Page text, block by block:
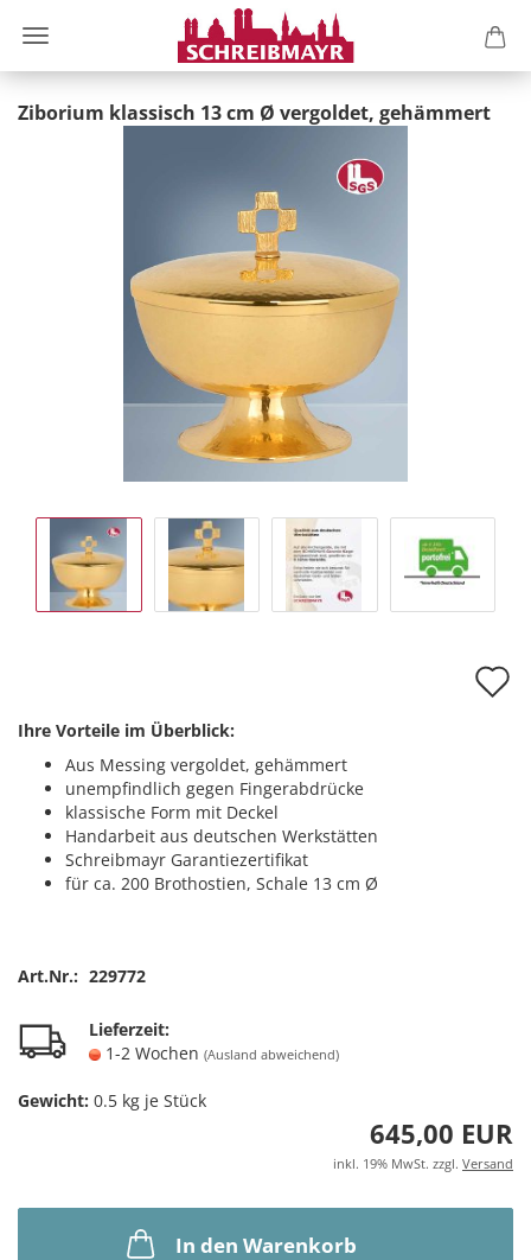
Ziborium klassisch 13 cm Ø vergoldet, gehämmert
Ihre Vorteile im Überblick:
Aus Messing vergoldet, gehämmert
unempfindlich gegen Fingerabdrücke
klassische Form mit Deckel
Handarbeit aus deutschen Werkstätten
Schreibmayr Garantiezertifikat
für ca. 200 Brothostien, Schale 13 cm Ø
Art.Nr.: 229772
Lieferzeit:
1-2 Wochen (Ausland abweichend)
Gewicht: 0.5 kg je Stück
645,00 EUR
inkl. 19% MwSt. zzgl. Versand
In den Warenkorb